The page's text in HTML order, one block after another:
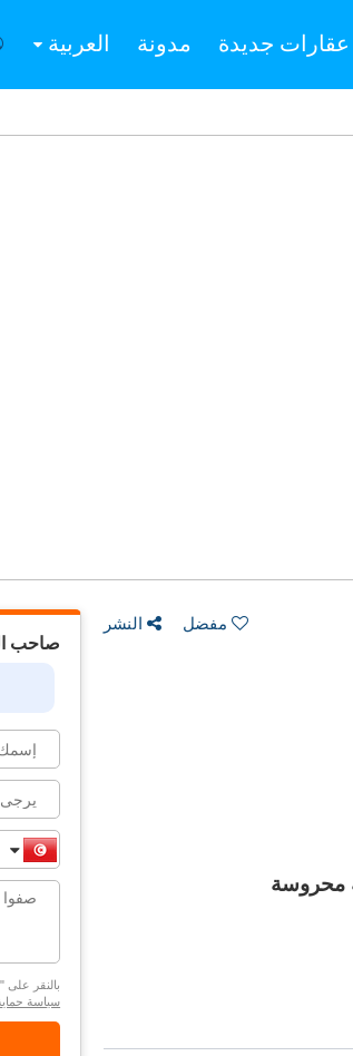
عقارات جديدة مدونة العربية
مفضل النشر
صاحب
بالنقر
سياسة حماية